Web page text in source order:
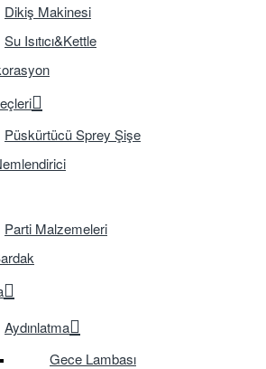
Dikiş Makinesi
Su Isıtıcı&Kettle
Püskürtücü Sprey Şişe
Parti Malzemeleri
Aydınlatma
Gece Lambası